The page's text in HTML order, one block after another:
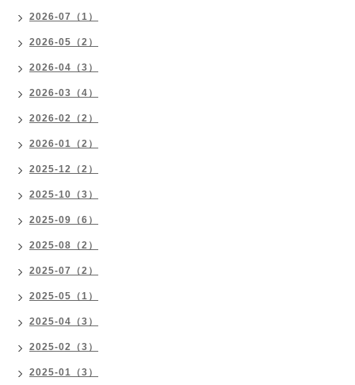
2026-07（1）
2026-05（2）
2026-04（3）
2026-03（4）
2026-02（2）
2026-01（2）
2025-12（2）
2025-10（3）
2025-09（6）
2025-08（2）
2025-07（2）
2025-05（1）
2025-04（3）
2025-02（3）
2025-01（3）